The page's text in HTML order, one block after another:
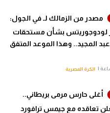
مصدر من الزمالك لـ في الجول:
لودوجوريتس بشأن مستحقات
المجيد.. وهذا الموعد المتفق
الكرة المصرية
أغلى حارس مرمى بريطاني..
تعاقده مع جيمس ترافورد